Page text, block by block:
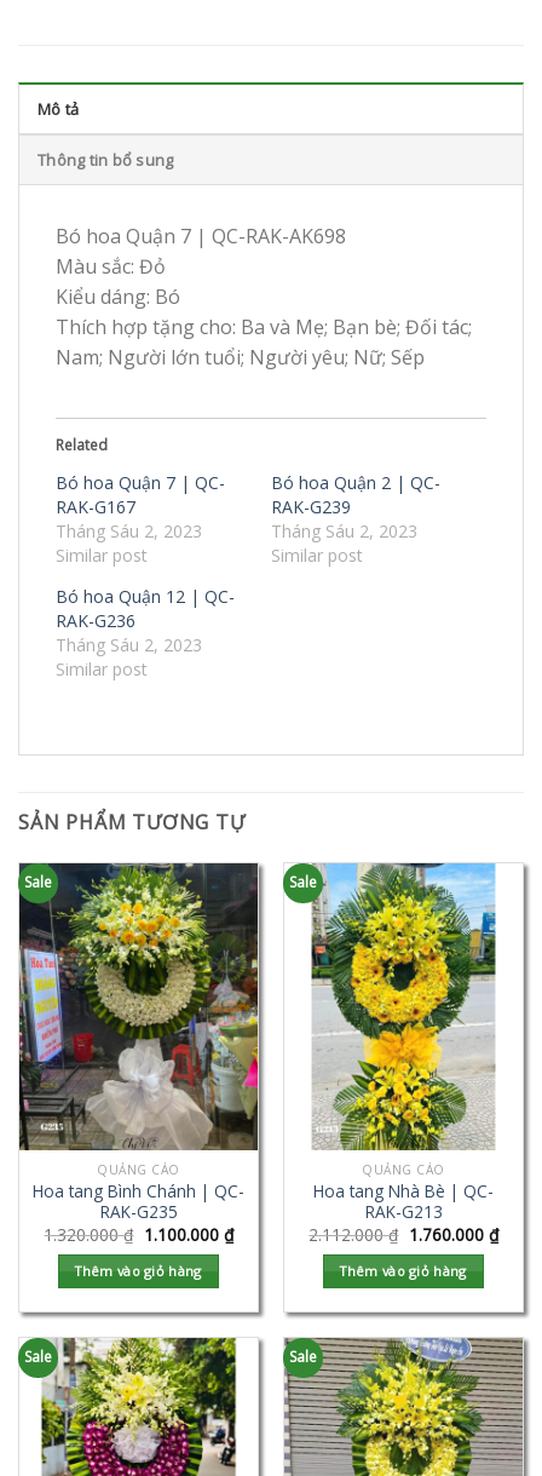
Mô tả
Thông tin bổ sung
Bó hoa Quận 7 | QC-RAK-AK698
Màu sắc: Đỏ
Kiểu dáng: Bó
Thích hợp tặng cho: Ba và Mẹ; Bạn bè; Đối tác;
Nam; Người lớn tuổi; Người yêu; Nữ; Sếp
Related
Bó hoa Quận 7 | QC-
RAK-G167
Tháng Sáu 2, 2023
Similar post
Bó hoa Quận 2 | QC-
RAK-G239
Tháng Sáu 2, 2023
Similar post
Bó hoa Quận 12 | QC-
RAK-G236
Tháng Sáu 2, 2023
Similar post
SẢN PHẨM TƯƠNG TỰ
Sale
QUẢNG CÁO
Hoa tang Bình Chánh | QC-
RAK-G235
1.320.000₫ 1.100.000 ₫
Thêm vào giỏ hàng
Sale
QUẢNG CÁO
Hoa tang Nhà Bè | QC-
RAK-G213
2.112.000₫ 1.760.000 ₫
Thêm vào giỏ hàng
Sale Sale